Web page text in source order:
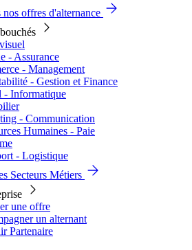
nos offres d'alternance
- Assurance
- Management
- Gestion et Finance
- Informatique
- Communication
Humaines - Paie
- Logistique
Secteurs Métiers
une offre
un alternant
Partenaire